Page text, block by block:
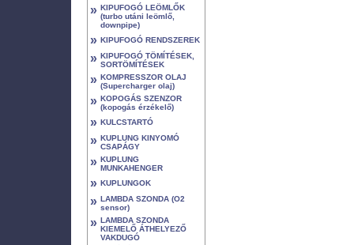
» KIPUFOGÓ LEÖMLŐK
(turbo utáni leömlő,
downpipe)
» KIPUFOGÓ RENDSZEREK
» KIPUFOGÓ TÖMÍTÉSEK,
SORTÖMÍTÉSEK
» KOMPRESSZOR OLAJ
(Supercharger olaj)
» KOPOGÁS SZENZOR
(kopogás érzékelő)
» KULCSTARTÓ
» KUPLUNG KINYOMÓ
CSAPÁGY
» KUPLUNG
MUNKAHENGER
» KUPLUNGOK
» LAMBDA SZONDA (O2
sensor)
» LAMBDA SZONDA
KIEMELŐ ÁTHELYEZŐ
VAKDUGÓ